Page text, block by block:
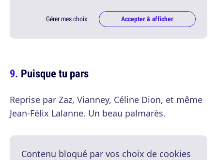
Gérer mes choix Accepter & afficher
Puisque tu pars
Reprise par Zaz, Vianney, Céline Dion, et même
Jean-Félix Lalanne. Un beau palmarès.
Contenu bloqué par vos choix de cookies